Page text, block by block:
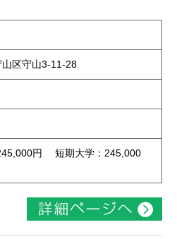
区守山3-11-28
円 短期大学：245,000